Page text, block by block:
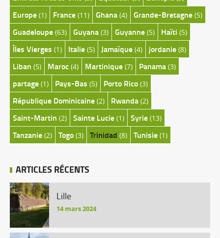
Europe (1) France (11) Ghana (4) Grande-Bretagne (5)
Guadeloupe (63) Guyana (3) Guyanne (5) Haïti (5)
Îles Vierges (1) Italie (5) Jamaïque (4) jordanie (8)
Liban (5) Maroc (4) Martinique (7) Panama (3)
partage (1) Pays-Bas (5) Porto Rico (3)
République Dominicaine (2) Rwanda (2)
Saint-Martin (2) Sainte Lucie (1) Syrie (13)
Tanzanie (2) Togo (3) Trinidad (8) Tunisie (1)
ARTICLES RÉCENTS
Lille
14 mars 2024